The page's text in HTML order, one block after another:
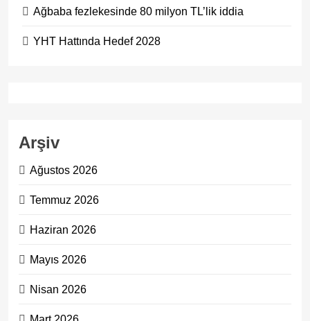
Ağbaba fezlekesinde 80 milyon TL’lik iddia
YHT Hattında Hedef 2028
Arşiv
Ağustos 2026
Temmuz 2026
Haziran 2026
Mayıs 2026
Nisan 2026